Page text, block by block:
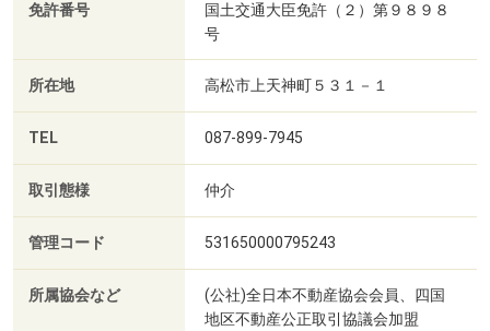
免許番号
国土交通大臣免許（２）第９８９８
号
所在地 高松市上天神町５３１－１
TEL 087-899-7945
取引態様 仲介
管理コード 531650000795243
所属協会など
(公社)全日本不動産協会会員、四国
地区不動産公正取引協議会加盟